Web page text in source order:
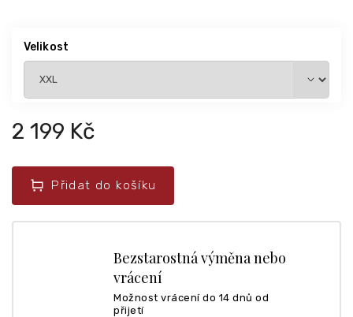
2 199 Kč
Velikost
Přidat do košíku
Bezstarostná výměna nebo
vrácení
Možnost vrácení do 14 dnů od
přijetí